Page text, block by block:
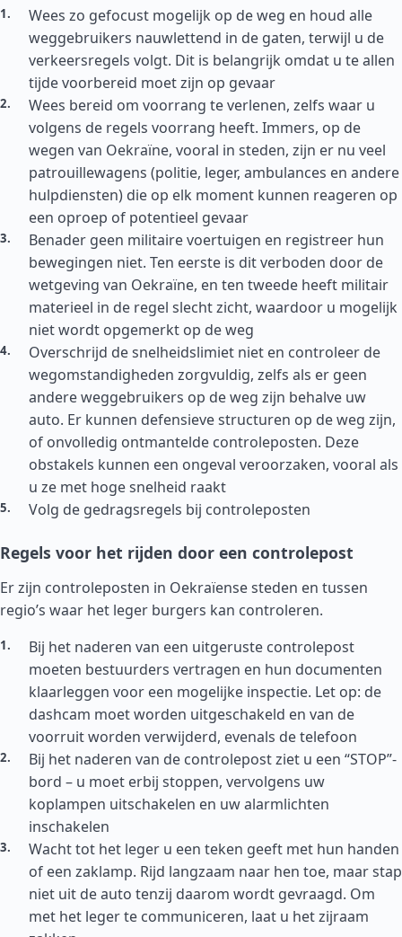
Wees zo gefocust mogelijk op de weg en houd alle
weggebruikers nauwlettend in de gaten, terwijl u de
verkeersregels volgt. Dit is belangrijk omdat u te allen
tijde voorbereid moet zijn op gevaar
Wees bereid om voorrang te verlenen, zelfs waar u
volgens de regels voorrang heeft. Immers, op de
wegen van Oekraïne, vooral in steden, zijn er nu veel
patrouillewagens (politie, leger, ambulances en andere
hulpdiensten) die op elk moment kunnen reageren op
een oproep of potentieel gevaar
Benader geen militaire voertuigen en registreer hun
bewegingen niet. Ten eerste is dit verboden door de
wetgeving van Oekraïne, en ten tweede heeft militair
materieel in de regel slecht zicht, waardoor u mogelijk
niet wordt opgemerkt op de weg
Overschrijd de snelheidslimiet niet en controleer de
wegomstandigheden zorgvuldig, zelfs als er geen
andere weggebruikers op de weg zijn behalve uw
auto. Er kunnen defensieve structuren op de weg zijn,
of onvolledig ontmantelde controleposten. Deze
obstakels kunnen een ongeval veroorzaken, vooral als
u ze met hoge snelheid raakt
Volg de gedragsregels bij controleposten
Regels voor het rijden door een controlepost
Er zijn controleposten in Oekraïense steden en tussen
regio’s waar het leger burgers kan controleren.
Bij het naderen van een uitgeruste controlepost
moeten bestuurders vertragen en hun documenten
klaarleggen voor een mogelijke inspectie. Let op: de
dashcam moet worden uitgeschakeld en van de
voorruit worden verwijderd, evenals de telefoon
Bij het naderen van de controlepost ziet u een “STOP”-
bord – u moet erbij stoppen, vervolgens uw
koplampen uitschakelen en uw alarmlichten
inschakelen
Wacht tot het leger u een teken geeft met hun handen
of een zaklamp. Rijd langzaam naar hen toe, maar stap
niet uit de auto tenzij daarom wordt gevraagd. Om
met het leger te communiceren, laat u het zijraam